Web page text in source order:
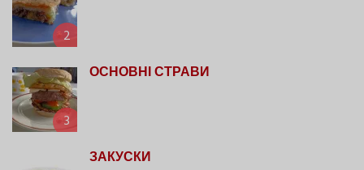
2
3
ОСНОВНІ СТРАВИ
ЗАКУСКИ